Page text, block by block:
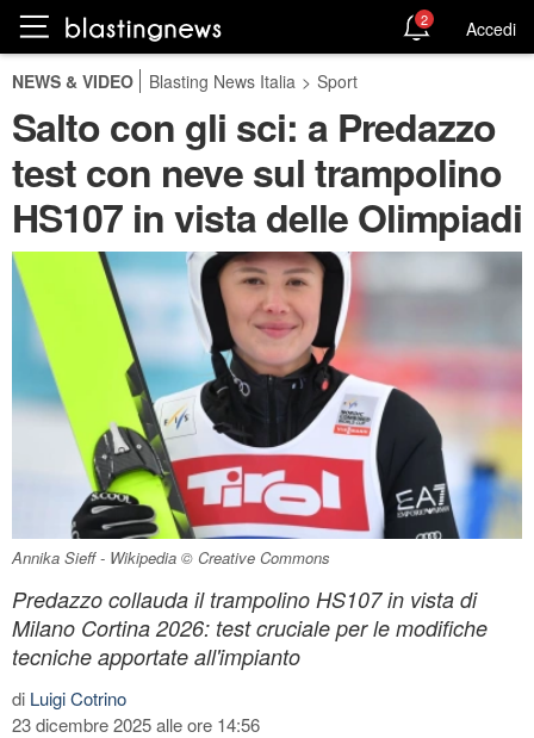
2 Accedi
NEWS & VIDEO Blasting News Italia > Sport
Salto con gli sci: a Predazzo
test con neve sul trampolino
HS107 in vista delle Olimpiadi
Annika Sieff - Wikipedia © Creative Commons
Predazzo collauda il trampolino HS107 in vista di
Milano Cortina 2026: test cruciale per le modifiche
tecniche apportate all'impianto
di Luigi Cotrino
23 dicembre 2025 alle ore 14:56